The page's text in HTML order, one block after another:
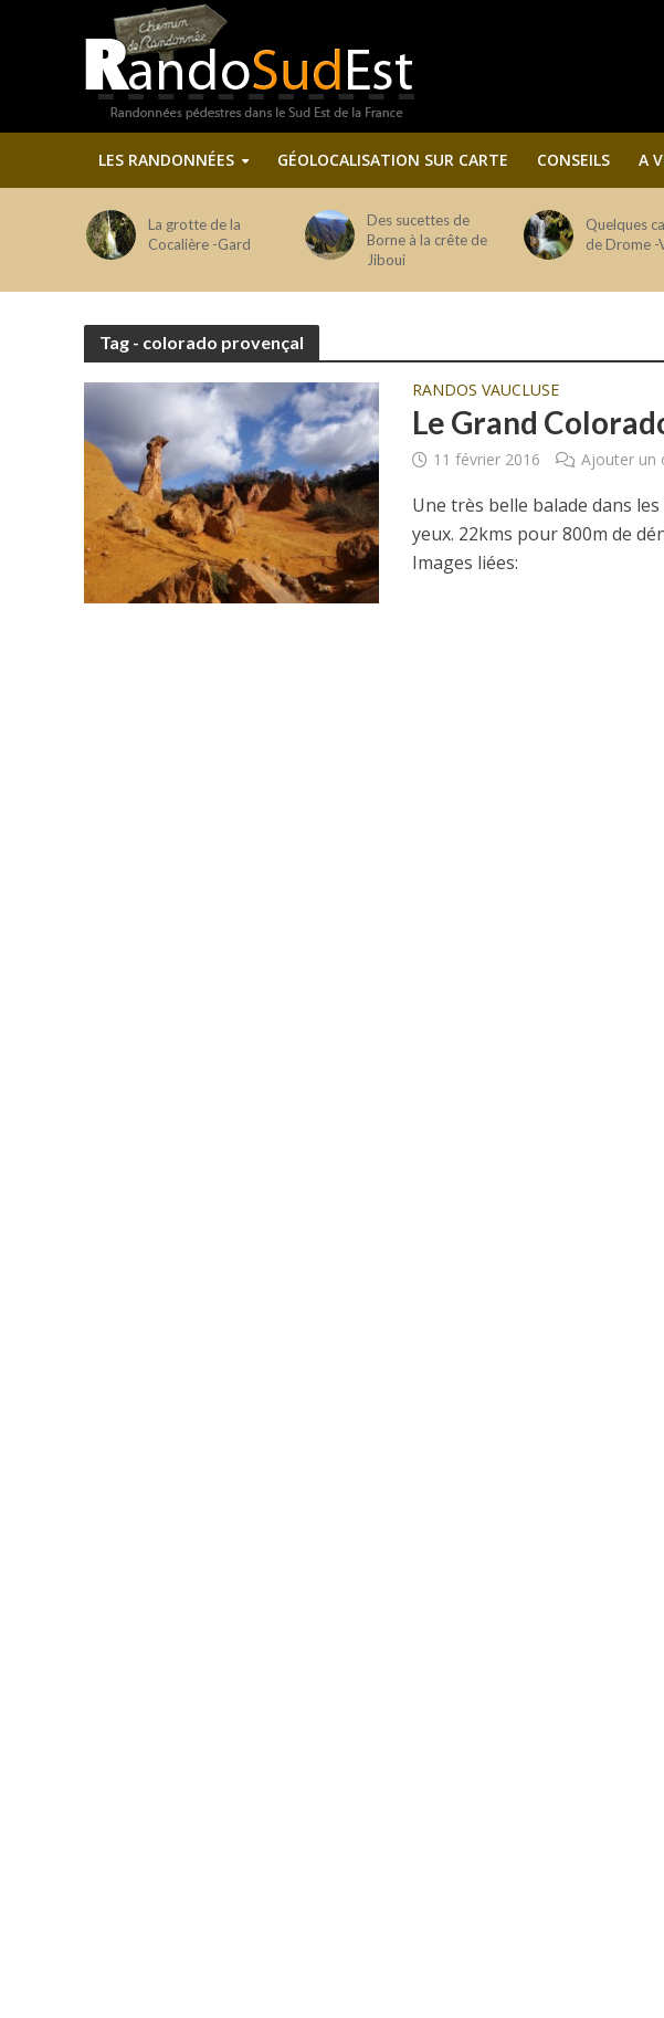
LES RANDONNÉES GÉOLOCALISATION SUR CARTE CONSEILS A
La grotte de la
Cocalière -Gard
Des sucettes de
Borne à la crête de
Jiboui
Quelques
de Drome -
Tag - colorado provençal
RANDOS VAUCLUSE
Le Grand
11 février 2016 Ajouter un
Une très belle balade dans
yeux. 22kms pour 800m de
Images liées: